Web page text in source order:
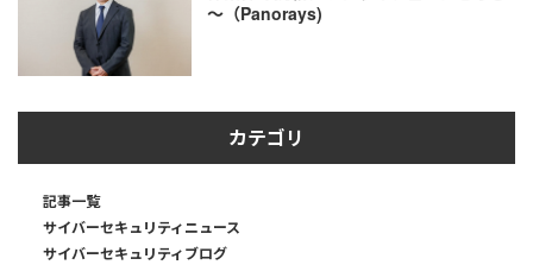
～（Panorays)
カテゴリ
記事一覧
サイバーセキュリティニュース
サイバーセキュリティブログ